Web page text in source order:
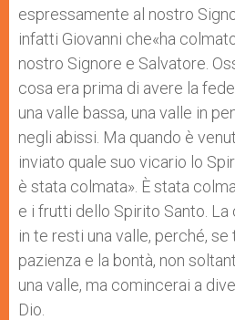
espressamente al nostro
infatti Giovanni che«ha
nostro Signore e Salvatore.
cosa era prima di avere la
una valle bassa, una valle in
negli abissi. Ma quando è
inviato quale suo vicario lo
è stata colmata». È stata
e i frutti dello Spirito Santo. La
in te resti una valle, perché,
pazienza e la bontà, non
una valle, ma comincerai a
Dio.